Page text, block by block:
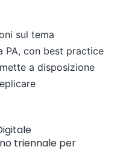
sul tema
PA, con best practice
a disposizione
triennale per